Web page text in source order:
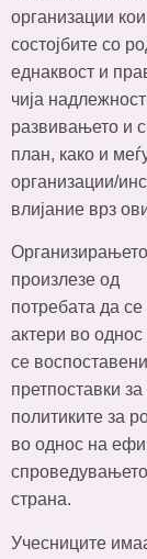
организации
состојбите со
еднаквост и
чија
развивањето и
план, како и
организации/
влијание врз
произлезе од
потребата да
актери во однос
се
претпоставки
политиките за
во однос на
страна.
Учесниците